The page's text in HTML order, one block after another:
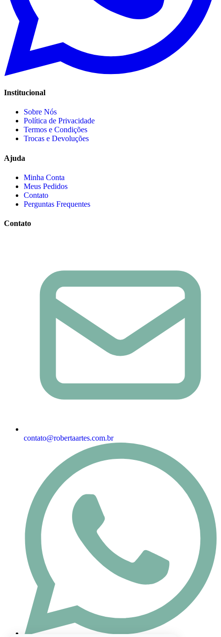
Institucional
Sobre Nós
Política de Privacidade
Termos e Condições
Trocas e Devoluções
Ajuda
Minha Conta
Meus Pedidos
Contato
Perguntas Frequentes
Contato
contato@robertaartes.com.br